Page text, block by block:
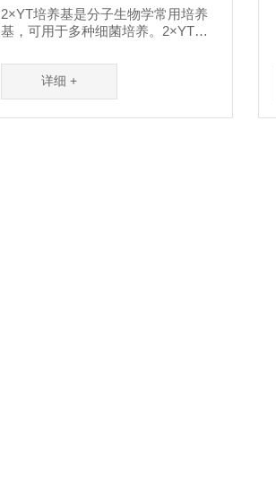
2×YT培养基是分子生物学常用培养
基，可用于多种细菌培养。2×YT培
物、氯化钠等组成，其浓度比常规
LB培养基高。其中酵母提取物为微
生物生长提供碳源和能源，蛋白胨
主要提供氮源，NaCl提供无机盐。
详细 +